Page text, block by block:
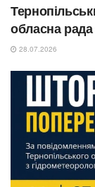
обласна
28.07.2026